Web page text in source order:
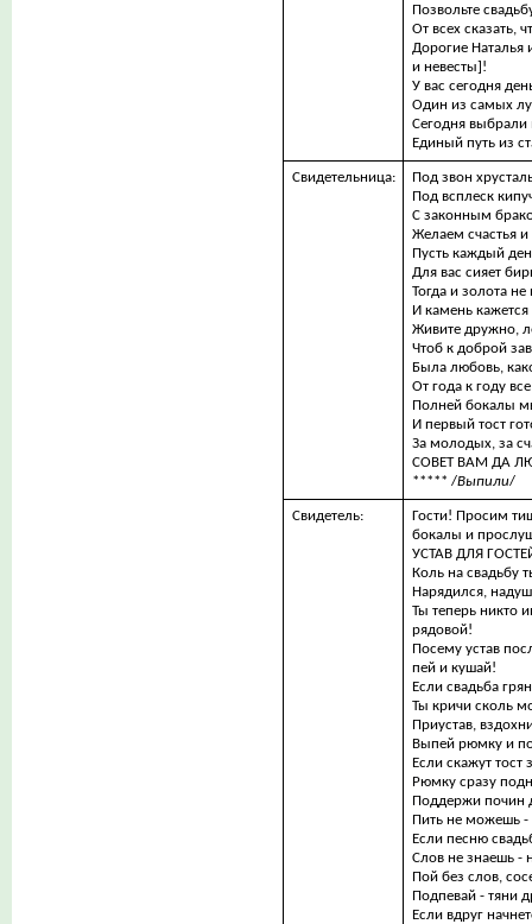
Позвольте
От всех сказать,
Дорогие
и невесты]!
У вас сегодня
Один из самых
Сегодня выбрали
Единый путь из
Свидетельница:
Под звон
Под всплеск
С законным
Желаем счастья и
Пусть каждый
Для вас сияет
Тогда и золота не
И камень кажется
Живите дружно,
Чтоб к доброй
Была любовь,
От года к году
Полней бокалы
И первый тост
За молодых, за
СОВЕТ ВАМ ДА
***** /Выпили/
Свидетель:
Гости! Просим
бокалы и
УСТАВ ДЛЯ
Коль на свадьбу
Нарядился,
Ты теперь никто
рядовой!
Посему устав
пей и кушай!
Если свадьба
Ты кричи сколь
Приустав,
Выпей рюмку и
Если скажут тост
Рюмку сразу
Поддержи почин
Пить не можешь -
Если песню
Слов не знаешь -
Пой без слов,
Подпевай - тяни
Если вдруг